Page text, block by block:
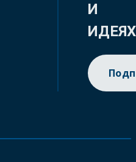
И
ИДЕЯХ